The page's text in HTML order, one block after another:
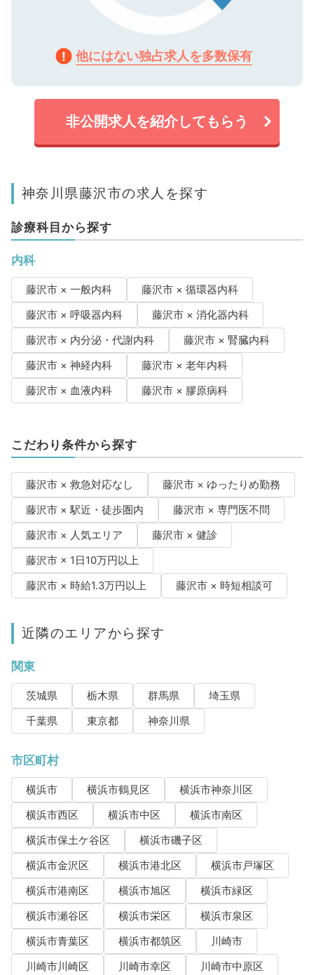
他にはない独占求人を多数保有
非公開求人を紹介してもらう
神奈川県藤沢市の求人を探す
診療科目から探す
内科
藤沢市 × 一般内科
藤沢市 × 循環器内科
藤沢市 × 呼吸器内科
藤沢市 × 消化器内科
藤沢市 × 内分泌・代謝内科
藤沢市 × 腎臓内科
藤沢市 × 神経内科
藤沢市 × 老年内科
藤沢市 × 血液内科
藤沢市 × 膠原病科
こだわり条件から探す
藤沢市 × 救急対応なし
藤沢市 × ゆったりめ勤務
藤沢市 × 駅近・徒歩圏内
藤沢市 × 専門医不問
藤沢市 × 人気エリア
藤沢市 × 健診
藤沢市 × 1日10万円以上
藤沢市 × 時給1.3万円以上
藤沢市 × 時短相談可
近隣のエリアから探す
関東
茨城県 栃木県 群馬県
埼玉県
千葉県
東京都 神奈川県
市区町村
横浜市 横浜市鶴見区
横浜市神奈川区
横浜市西区
横浜市中区
横浜市南区
横浜市保土ケ谷区
横浜市磯子区
横浜市金沢区
横浜市港北区
横浜市戸塚区
横浜市港南区
横浜市旭区
横浜市緑区
横浜市瀬谷区
横浜市栄区
横浜市泉区
横浜市青葉区
横浜市都筑区
川崎市
川崎市川崎区
川崎市幸区
川崎市中原区